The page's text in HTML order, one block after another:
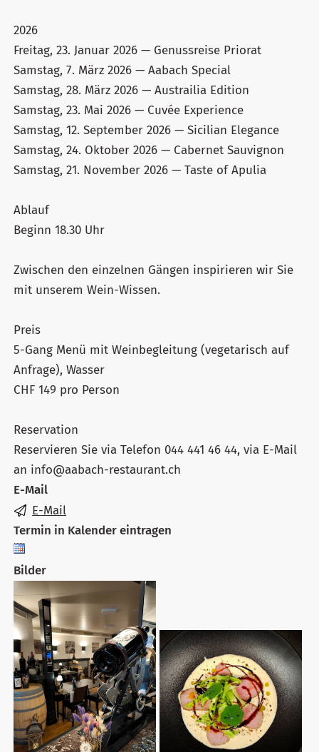
2026
Freitag, 23. Januar 2026 — Genussreise Priorat
Samstag, 7. März 2026 — Aabach Special
Samstag, 28. März 2026 — Austrailia Edition
Samstag, 23. Mai 2026 — Cuvée Experience
Samstag, 12. September 2026 — Sicilian Elegance
Samstag, 24. Oktober 2026 — Cabernet Sauvignon
Samstag, 21. November 2026 — Taste of Apulia
Ablauf
Beginn 18.30 Uhr
Zwischen den einzelnen Gängen inspirieren wir Sie
mit unserem Wein-Wissen.
Preis
5-Gang Menü mit Weinbegleitung (vegetarisch auf
Anfrage), Wasser
CHF 149 pro Person
Reservation
Reservieren Sie via Telefon 044 441 46 44, via E-Mail
an info@aabach-restaurant.ch
E-Mail
E-Mail
Termin in Kalender eintragen
Bilder